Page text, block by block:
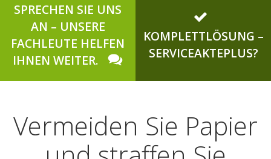
SPRECHEN SIE UNS
AN – UNSERE
FACHLEUTE HELFEN
IHNEN WEITER.
KOMPLETTLÖSUNG –
SERVICEAKTEPLUS?
Vermeiden Sie Papier